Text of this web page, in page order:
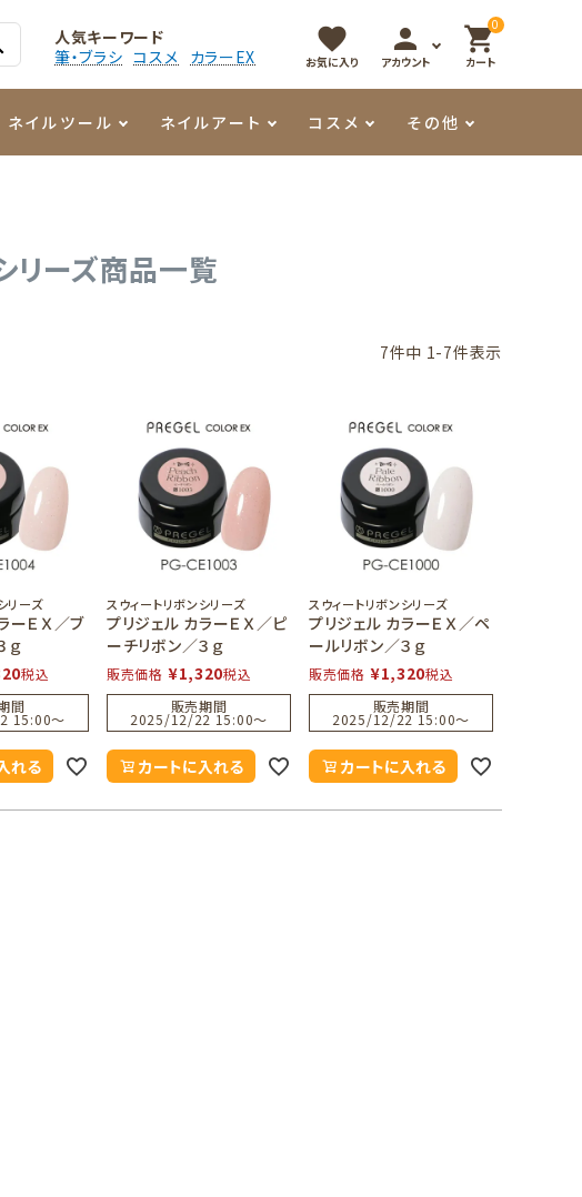
人気キーワード
筆・ブラシ コスメ カラーEX
favorite
お気に入り
person
アカウント
0
shopping_cart
カート
3Dクレイジェル
ネイルツール
容器・ポーチ
ネイルアート
その他
コスメ その他
リーズ商品一覧
7件中 1-7件表示
リーズ
ーＥＸ／ブ
ｇ
税込
間
15:00〜
れる
スウィートリボンシリーズ
プリジェル カラーＥＸ／ピ
ーチリボン／３ｇ
販売価格 ¥1,320税込
販売期間
2025/12/22 15:00〜
カートに入れる
スウィートリボンシリーズ
プリジェル カラーＥＸ／ペ
ールリボン／３ｇ
販売価格 ¥1,320税込
販売期間
2025/12/22 15:00〜
カートに入れる